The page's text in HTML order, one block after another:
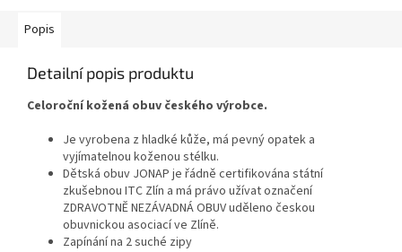
Popis
Detailní popis produktu
Celoroční kožená obuv českého výrobce.
Je vyrobena z hladké kůže, má pevný opatek a
vyjímatelnou koženou stélku.
Dětská obuv JONAP je řádně certifikována státní
zkušebnou ITC Zlín a má právo užívat označení
ZDRAVOTNĚ NEZÁVADNÁ OBUV uděleno českou
obuvnickou asociací ve Zlíně.
Zapínání na 2 suché zipy